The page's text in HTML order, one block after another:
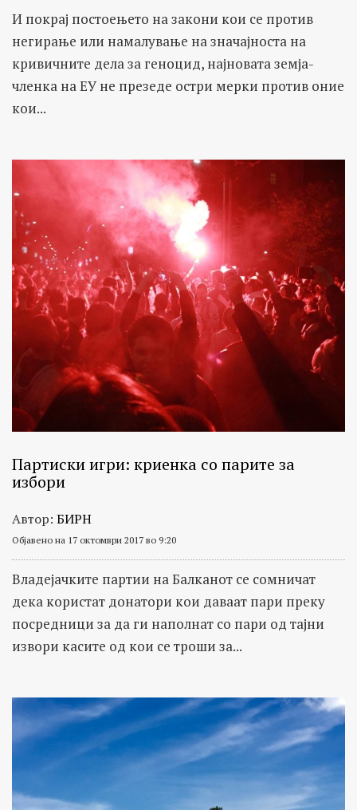
И покрај постоењето на закони кои се против
негирање или намалување на значајноста на
кривичните дела за геноцид, најновата земја-
членка на ЕУ не презеде остри мерки против оние
кои...
Партиски игри: криенка со парите за
избори
Автор: БИРН
Објавено на 17 октомври 2017 во 9:20
Владејачките партии на Балканот се сомничат
дека користат донатори кои даваат пари преку
посредници за да ги наполнат со пари од тајни
извори касите од кои се троши за...